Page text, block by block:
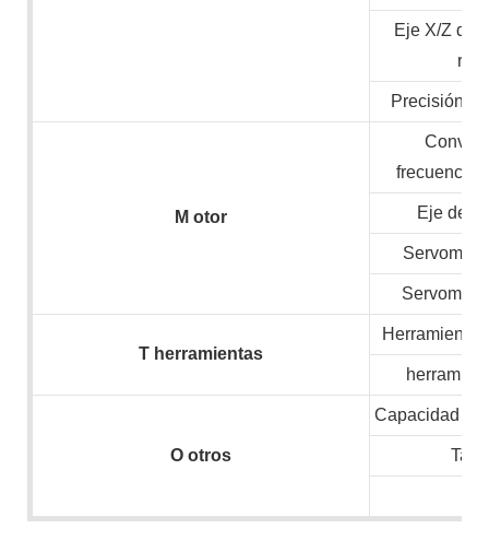
Eje X/Z de
Precisión
M otor
frecuencia/
Eje de
T herramientas
O otros
Capacidad